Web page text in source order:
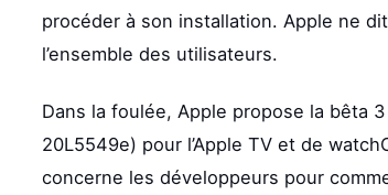
procéder à son installation. Apple ne
l’ensemble des utilisateurs.
Dans la foulée, Apple propose la bêta
20L5549e) pour l’Apple TV et de
concerne les développeurs pour